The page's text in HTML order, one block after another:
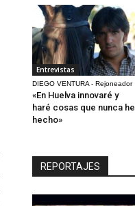
Entrevistas
DIEGO VENTURA - Rejoneador
«En Huelva innovaré y
haré cosas que nunca he
hecho»
REPORTAJES